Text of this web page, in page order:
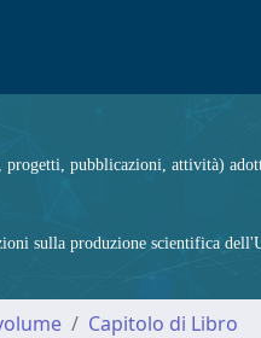
progetti, pubblicazioni, attività)
sulla produzione scientifica
Capitolo di Libro